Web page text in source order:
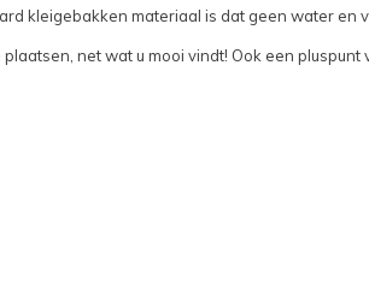
kleigebakken materiaal is dat geen water en
net wat u mooi vindt! Ook een